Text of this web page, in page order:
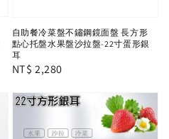
自助餐冷菜盤不鏽鋼鏡面盤 長方形
點心托盤水果盤沙拉盤-22寸蛋形銀
耳
Regular
NT$ 2,280